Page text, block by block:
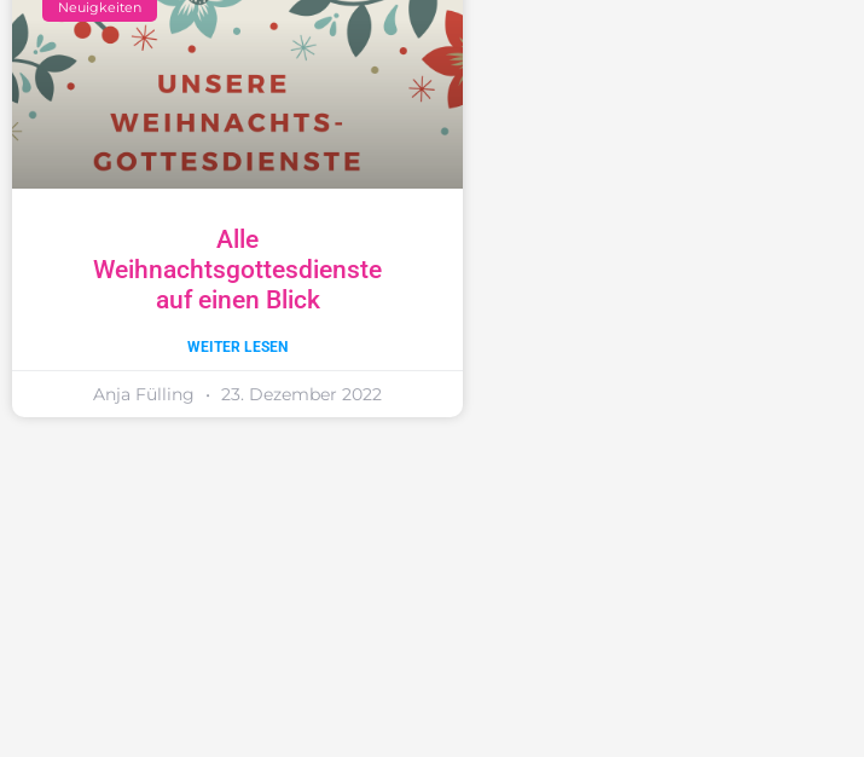
Neuigkeiten
Alle
Weihnachtsgottesdienste
auf einen Blick
WEITER LESEN
Anja Fülling 23. Dezember 2022